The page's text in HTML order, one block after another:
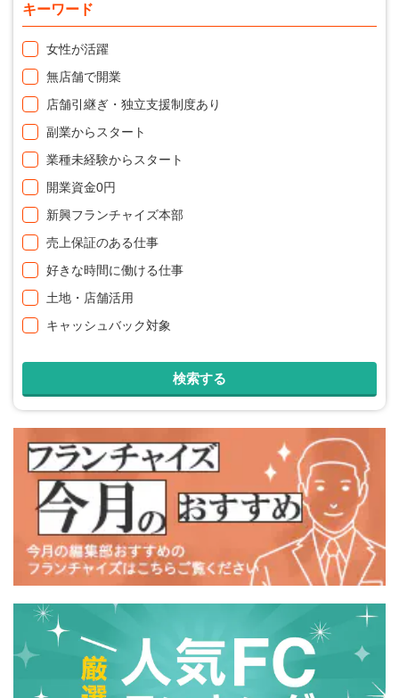
キーワード
女性が活躍
無店舗で開業
店舗引継ぎ・独立支援制度あり
副業からスタート
業種未経験からスタート
開業資金0円
新興フランチャイズ本部
売上保証のある仕事
好きな時間に働ける仕事
土地・店舗活用
キャッシュバック対象